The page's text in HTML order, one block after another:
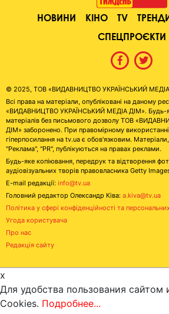
НОВИНИ КІНО TV
СПЕЦПРОЄКТИ
© 2025, ТОВ «ВИДАВНИЦТВО УКРАЇНСЬКИЙ МЕДІА
Всі права на матеріали, опубліковані на даному
«ВИДАВНИЦТВО УКРАЇНСЬКИЙ МЕДІА ДІМ». Будь-
матеріалів без письмового дозволу ТОВ
ДІМ» заборонено. При правомірному
гіперпосилання на tv.ua є обов'язковим.
"Реклама", "PR", публікуються на правах реклами.
Будь-яке копіювання, передрук та відтворення
аудіовізуальних творів правовласника Getty
E-mail редакції: info@tv.ua
Головний редактор Олександр Ківа: a.kiva@tv.ua
Політика у сфері конфіденційності та
Угода користувача
Про нас
Редакція сайту
x
Для удобства пользования сайтом
Cookies. Подробнее...